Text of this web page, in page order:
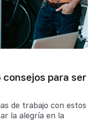
para ser
de trabajo con estos
la alegría en la